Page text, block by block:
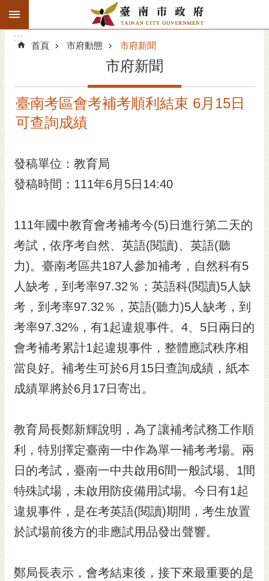
跳到主要內容區塊
搜
階
精彩府城
市府團隊
主題服務
市政資訊
市民互動
黃
偉
哲
光
花
泉
祭
網
站
導
覽
訂
閱
訂
:::
:::
首頁 市府動態 市府新聞
市府新聞
臺南考區會考補考順利結束 6月15日
可查詢成績
發稿單位：教育局
發稿時間：111年6月5日14:40
111年國中教育會考補考今(5)日進行第二天的
考試，依序考自然、英語(閱讀)、英語(聽
力)。臺南考區共187人參加補考，自然科有5
人缺考，到考率97.32％；英語科(閱讀)5人缺
考，到考率97.32％，英語(聽力)5人缺考，到
考率97.32%，有1起違規事件。4、5日兩日的
會考補考累計1起違規事件，整體應試秩序相
當良好。補考生可於6月15日查詢成績，紙本
成績單將於6月17日寄出。
教育局長鄭新輝說明，為了讓補考試務工作順
利，特別擇定臺南一中作為單一補考考場。兩
日的考試，臺南一中共啟用6間一般試場、1間
特殊試場，未啟用防疫備用試場。今日有1起
違規事件，是在考英語(閱讀)期間，考生放置
於試場前後方的非應試用品發出聲響。
鄭局長表示，會考結束後，接下來最重要的是